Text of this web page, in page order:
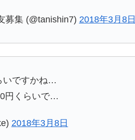
募集 (@tanishin7) 2018年3月8日
いですかね…
円くらいで…
2018年3月8日